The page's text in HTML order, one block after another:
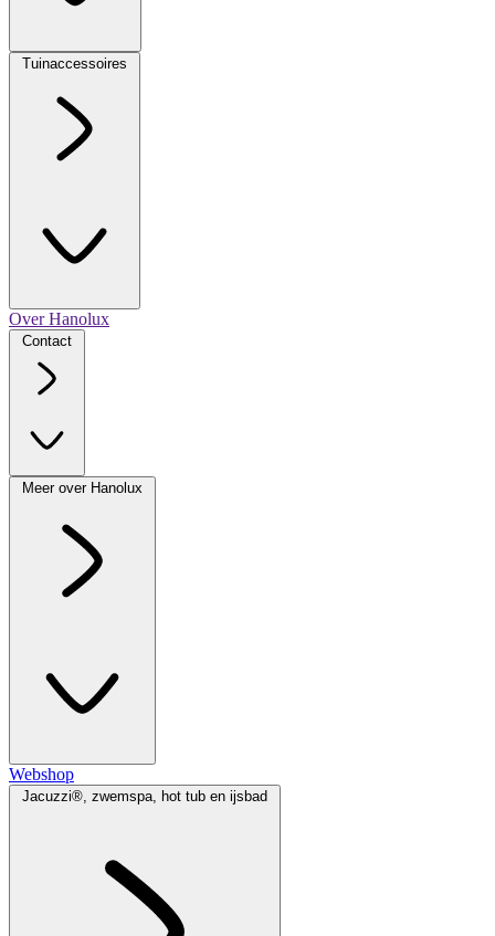
Tuinaccessoires
Over Hanolux
Contact
Meer over Hanolux
Webshop
Jacuzzi®, zwemspa, hot tub en ijsbad